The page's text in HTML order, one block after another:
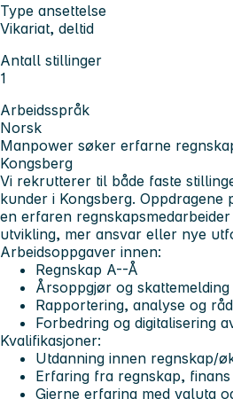
Type ansettelse
Vikariat, deltid
Antall stillinger
1
Arbeidsspråk
Norsk
Manpower søker erfarne
Kongsberg
Vi rekrutterer til både faste
kunder i Kongsberg. Oppdragene
en erfaren
utvikling, mer ansvar eller nye
Arbeidsoppgaver innen:
Regnskap A--Å
Årsoppgjør og skattemelding
Rapportering, analyse og
Forbedring og digitalisering
Kvalifikasjoner:
Utdanning innen regnskap/
Erfaring fra regnskap,
Gjerne erfaring med valuta